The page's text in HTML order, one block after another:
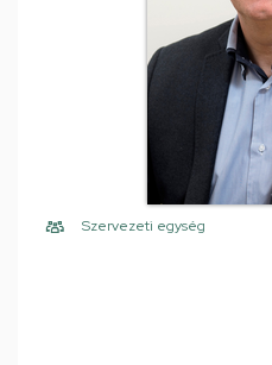
Szervezeti egység